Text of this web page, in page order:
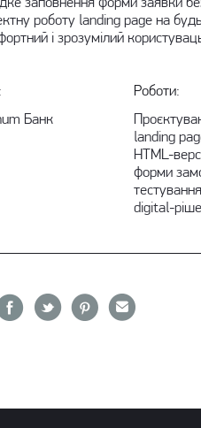
заповнення форми заявки
роботу landing page на
і зрозумілий
Банк
Роботи:
landing
HTML-
форми
digital-